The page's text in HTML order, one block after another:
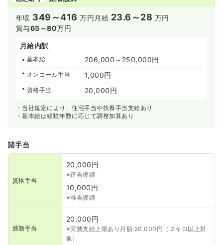
年収 349～416 万円 月給 23.6～28 万円
賞与65～80万円
月給内訳
基本給 206,000～250,000円
オンコール手当 1,000円
資格手当 20,000円
・当社規定により、住宅手当や扶養手当支給あり
・基本給は経験年数に応じて調整加算あり
諸手当
資格手当
20,000円
※正看護師
10,000円
※准看護師
通勤手当
20,000円
※実費支給上限あり月額:20,000円（２キロ以上対
象）